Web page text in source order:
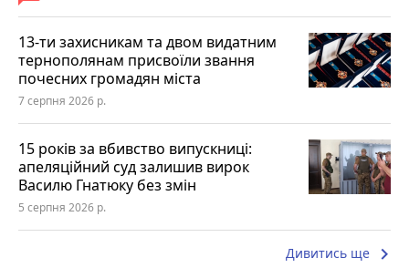
13-ти захисникам та двом видатним
тернополянам присвоїли звання
почесних громадян міста
7 серпня 2026 р.
15 років за вбивство випускниці:
апеляційний суд залишив вирок
Василю Гнатюку без змін
5 серпня 2026 р.
Дивитись ще keyboard_arrow_right